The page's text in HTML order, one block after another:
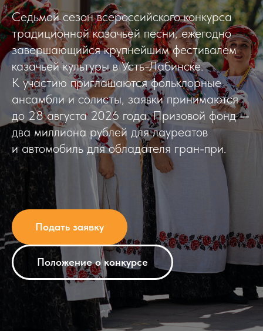
Седьмой сезон всероссийского конкурса
традиционной казачьей песни, ежегодно
завершающийся крупнейшим фестивалем
казачьей культуры в Усть-Лабинске.
К участию приглашаются фольклорные
ансамбли и солисты, заявки принимаются
до 28 августа 2026 года. Призовой фонд —
два миллиона рублей для лауреатов
и автомобиль для обладателя гран-при.
Подать заявку
Положение о конкурсе